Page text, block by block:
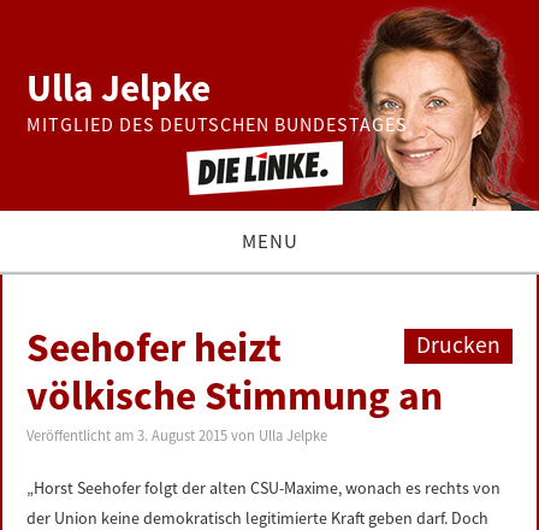
Ulla Jelpke
MITGLIED DES DEUTSCHEN BUNDESTAGES
MENU
BUNDESTAG
PRESSE
ZUR PERSON
Drucken
Seehofer heizt
völkische Stimmung an
Veröffentlicht am3. August 2015 von Ulla Jelpke
„Horst Seehofer folgt der alten CSU-Maxime, wonach es rechts von
der Union keine demokratisch legitimierte Kraft geben darf. Doch